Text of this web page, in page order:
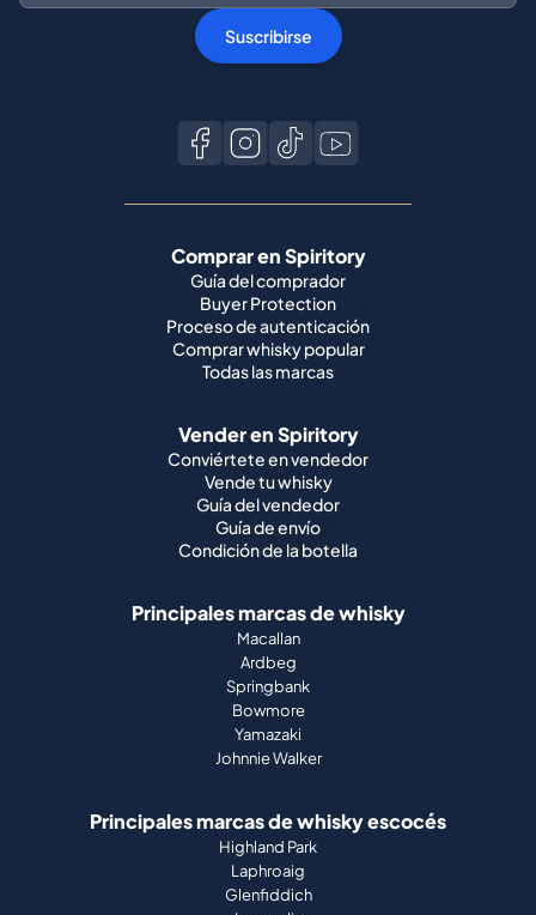
Suscribirse
Comprar en Spiritory
Guía del comprador
Buyer Protection
Proceso de autenticación
Comprar whisky popular
Todas las marcas
Vender en Spiritory
Conviértete en vendedor
Vende tu whisky
Guía del vendedor
Guía de envío
Condición de la botella
Principales marcas de whisky
Macallan
Ardbeg
Springbank
Bowmore
Yamazaki
Johnnie Walker
Principales marcas de whisky escocés
Highland Park
Laphroaig
Glenfiddich